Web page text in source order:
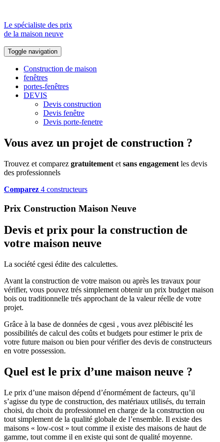
Le spécialiste des prix
de la maison neuve
Toggle navigation
Construction de maison
fenêtres
portes-fenêtres
DEVIS
Devis construction
Devis fenêtre
Devis porte-fenetre
Vous avez un projet de construction ?
Trouvez et comparez gratuitement et sans engagement les devis
des professionnels
Comparez 4 constructeurs
Prix Construction Maison Neuve
Devis et prix pour la construction de
votre maison neuve
La société cgesi édite des calculettes.
Avant la construction de votre maison ou après les travaux pour
vérifier, vous pouvez trés simplement obtenir un prix budget maison
bois ou traditionnelle trés approchant de la valeur réelle de votre
projet.
Grâce à la base de données de cgesi , vous avez plébiscité les
possibilités de calcul des coûts et budgets pour estimer le prix de
votre future maison ou bien pour vérifier des devis de constructeurs
en votre possession.
Quel est le prix d’une maison neuve ?
Le prix d’une maison dépend d’énormément de facteurs, qu’il
s’agisse du type de construction, des matériaux utilisés, du terrain
choisi, du choix du professionnel en charge de la construction ou
tout simplement de la qualité globale de l’ensemble. Il existe des
maisons « low-cost » tout comme il existe des maisons de haut de
gamme, tout comme il en existe qui sont de qualité moyenne.